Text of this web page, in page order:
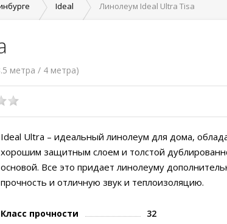
Ideal Линолеум Ideal Ultra Tisa
метра / 4 метра)
Ideal Ultra – идеальный линолеум для дома,
хорошим защитным слоем и толстой
основой. Все это придает линолеуму
прочность и отличную звук и теплоизоляцию.
Класс прочности
32